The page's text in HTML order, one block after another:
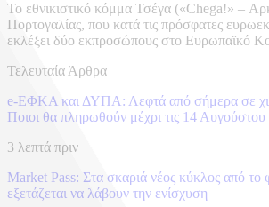
Το εθνικιστικό κόμμα Τσέγα («Chega!» –
Πορτογαλίας, που κατά τις πρόσφατες
εκλέξει δύο εκπροσώπους στο Ευρωπαϊκό
Τελευταία Άρθρα
e-ΕΦΚΑ και ΔΥΠΑ: Λεφτά από σήμερα σε
Ποιοι θα πληρωθούν μέχρι τις 14 Αυγούστου
3 λεπτά πριν
Market Pass: Στα σκαριά νέος κύκλος από το
εξετάζεται να λάβουν την ενίσχυση